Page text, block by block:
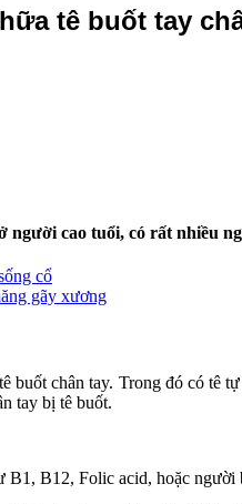
tê buốt tay
người cao tuổi, có rất nhiều
cổ
gãy xương
buốt chân tay. Trong đó có tê
tay bị tê buốt.
B12, Folic acid, hoặc